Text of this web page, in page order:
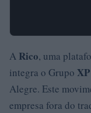
A Rico, uma
integra o Grupo
Alegre. Este
empresa fora do